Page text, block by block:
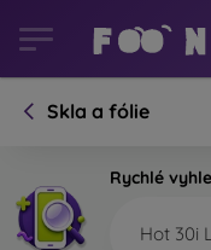
Skla a fólie
Rychlé
Hot 30i